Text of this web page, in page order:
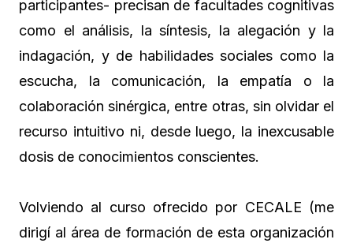
participantes- precisan de facultades cognitivas
como el análisis, la síntesis, la alegación y la
indagación, y de habilidades sociales como la
escucha, la comunicación, la empatía o la
colaboración sinérgica, entre otras, sin olvidar el
recurso intuitivo ni, desde luego, la inexcusable
dosis de conocimientos conscientes.
Volviendo al curso ofrecido por CECALE (me
dirigí al área de formación de esta organización